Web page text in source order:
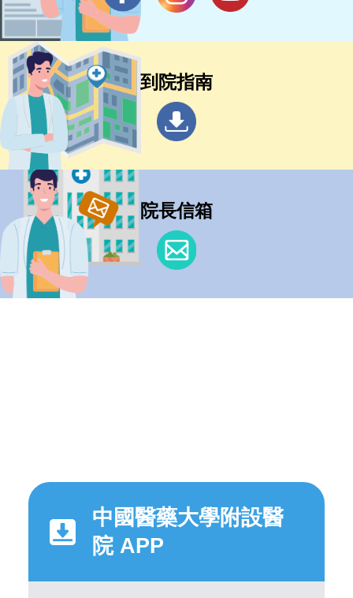
到院指南
院長信箱
中國醫藥大學附設醫
院 APP